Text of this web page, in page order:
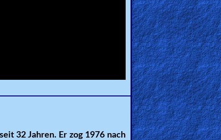
32 Jahren. Er zog 1976 nach